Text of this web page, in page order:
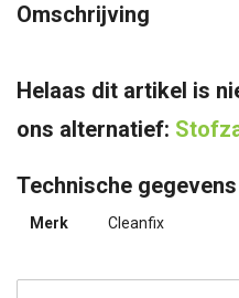
Omschrijving
Helaas dit artikel is
ons alternatief:
Technische gegevens
Merk Cleanfix